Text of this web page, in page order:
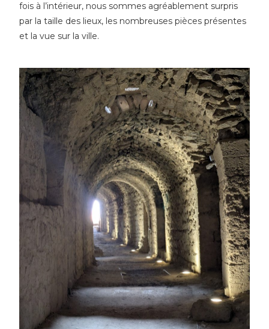
fois à l’intérieur, nous sommes agréablement surpris
par la taille des lieux, les nombreuses pièces présentes
et la vue sur la ville.